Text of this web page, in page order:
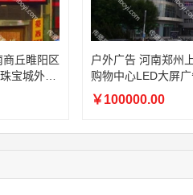
丘睢阳区
宝城外墙
户外广告 河南郑州
购物中心LED大屏
￥100000.00